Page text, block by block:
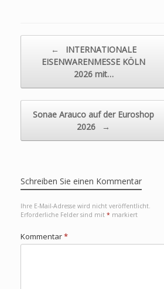
←
INTERNATIONALE
EISENWARENMESSE KÖLN
2026 mit…
Sonae Arauco auf der Euroshop
2026
→
Schreiben Sie einen Kommentar
Ihre E-Mail-Adresse wird nicht veröffentlicht.
Erforderliche Felder sind mit * markiert
Kommentar*